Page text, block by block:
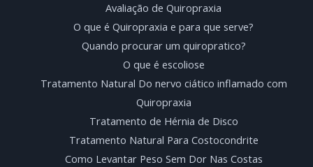
Avaliação de Quiropraxia
O que é Quiropraxia e para que serve?
Quando procurar um quiropratico?
O que é escoliose
Tratamento Natural Do nervo ciático inflamado com
Quiropraxia
Tratamento de Hérnia de Disco
Tratamento Natural Para Costocondrite
Como Levantar Peso Sem Dor Nas Costas